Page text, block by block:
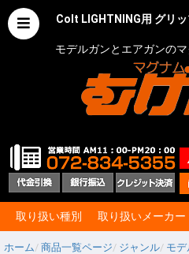
Colt LIGHTNING用 グリ
モデルガンとエアガンの
取り扱い種別 取り扱いメーカー
ホーム 商品一覧ページ ジャンル モ